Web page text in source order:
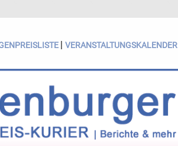
| VERANSTALTUNGSKALENDER